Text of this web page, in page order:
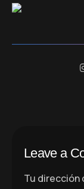
Leave a
Tu dirección